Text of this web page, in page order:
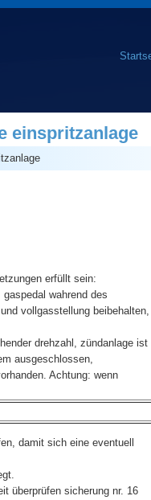
einspritzanlage
erfüllt sein:
wahrend des
vollgasstellung beibehalten,
drehzahl, zündanlage ist
ausgeschlossen,
Achtung: wenn
damit sich eine eventuell
überprüfen sicherung nr. 16